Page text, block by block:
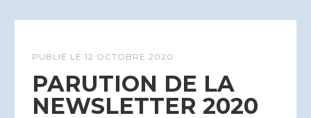
PUBLIÉ LE 12 OCTOBRE 2020
PARUTION DE LA
NEWSLETTER 2020